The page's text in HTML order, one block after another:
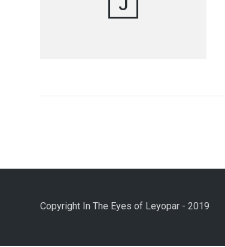
J
Copyright In The Eyes of Leyopar - 2019